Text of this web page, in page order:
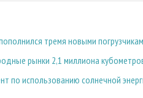
тремя новыми
рынки 2,1 миллиона
по использованию солнечной